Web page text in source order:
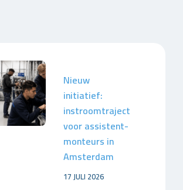
Nieuw
initiatief:
instroomtraject
voor assistent-
monteurs in
Amsterdam
17 JULI 2026